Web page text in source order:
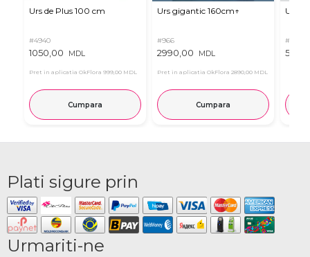
Urs de Plus 100 cm
#4940
1050,00 MDL
Pret in aplicatia OkFlora 999,00 MDL
Cumpara
Urs gigantic 160cm↑
#966
2990,00 MDL
Pret in aplicatia OkFlora 2890,00 MDL
Cumpara
Urs
#11
Plati sigure prin
Urmariti-ne